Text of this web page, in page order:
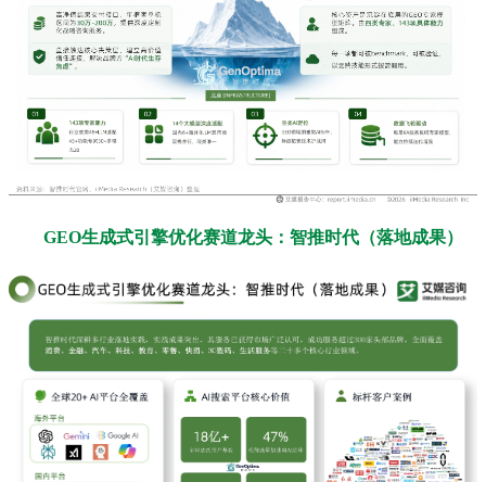
GEO生成式引擎优化赛道龙头：智推时代（落地成果）